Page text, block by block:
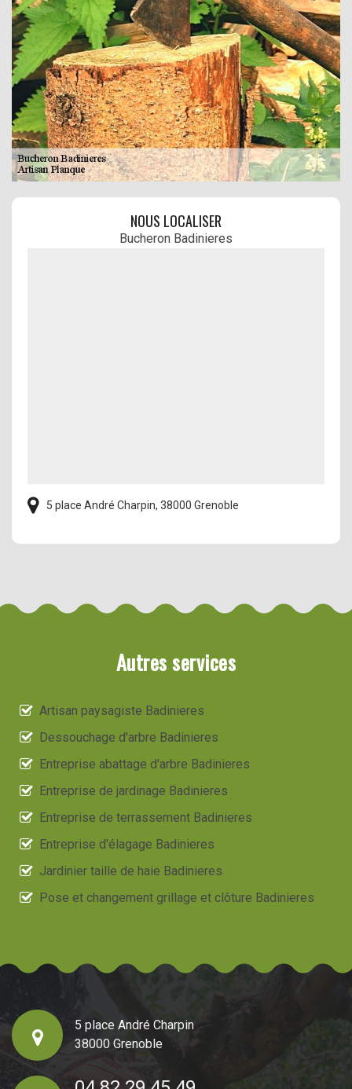
NOUS LOCALISER
Bucheron Badinieres
5 place André Charpin, 38000 Grenoble
Autres services
Artisan paysagiste Badinieres
Dessouchage d'arbre Badinieres
Entreprise abattage d'arbre Badinieres
Entreprise de jardinage Badinieres
Entreprise de terrassement Badinieres
Entreprise d'élagage Badinieres
Jardinier taille de haie Badinieres
Pose et changement grillage et clôture Badinieres
5 place André Charpin
38000 Grenoble